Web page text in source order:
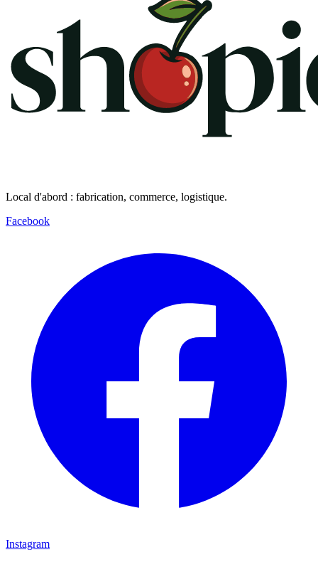
Local d'abord : fabrication, commerce, logistique.
Facebook
Instagram